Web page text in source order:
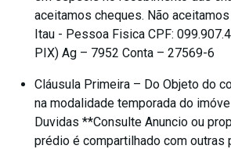
aceitamos cheques. Não
Itau - Pessoa Fisica CPF:
PIX) Ag – 7952 Conta – 27569-6
Cláusula Primeira – Do Objeto do
na modalidade temporada do
Duvidas **Consulte Anuncio ou
prédio é compartilhado com outras